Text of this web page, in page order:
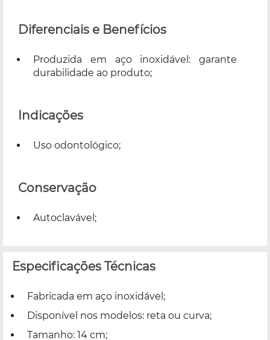
Diferenciais e Benefícios
Produzida em aço inoxidável: garante
durabilidade ao produto;
Indicações
Uso odontológico;
Conservação
Autoclavável;
Especificações Técnicas
Fabricada em aço inoxidável;
Disponível nos modelos: reta ou curva;
Tamanho: 14 cm;